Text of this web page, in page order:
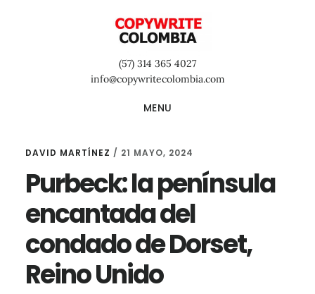
(57) 314 365 4027
info@copywritecolombia.com
MENU
DAVID MARTÍNEZ / 21 MAYO, 2024
Purbeck: la península
encantada del
condado de Dorset,
Reino Unido